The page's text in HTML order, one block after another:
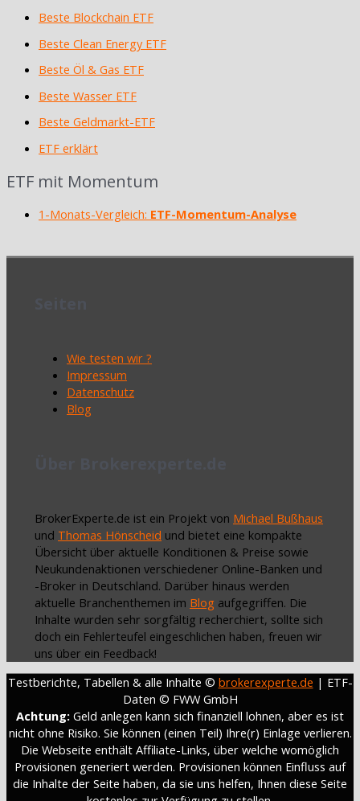
Beste Blockchain ETF
Beste Clean Energy ETF
Beste Öl & Gas ETF
Beste Wasser ETF
Beste Geldmarkt-ETF
ETF erklärt
ETF mit Momentum
1-Monats-Vergleich: ETF-Momentum-Analyse
Wie testen wir ?
Impressum
Datenschutz
Blog
BrokerExperte.de ist ein Projekt von Michael Bußhaus
und Thomas Hönscheid und bietet eine kompakte
Übersicht über aktuelle Konditionen & Preise sowie
Neukundenaktionen verschiedener Online-Banken und
-Broker in Deutschland. Darüber hinaus werden
aktuelle Branchenthemen im Blog aufgegriffen. Die
Inhalte wurden sehr sorgfältig recherchiert, sollte sich
doch ein Fehlerteufel eingeschlichen haben, freuen wir
uns über ein Feedback!
Testberichte, Tabellen & alle Inhalte © brokerexperte.de | ETF-
Daten © FWW GmbH
Achtung: Geld anlegen kann sich finanziell lohnen, aber es ist
nicht ohne Risiko. Sie können (einen Teil) Ihre(r) Einlage verlieren.
Die Webseite enthält Affiliate-Links, über welche womöglich
Provisionen generiert werden. Provisionen können Einfluss auf
die Inhalte der Seite haben, da sie uns helfen, Ihnen diese Seite